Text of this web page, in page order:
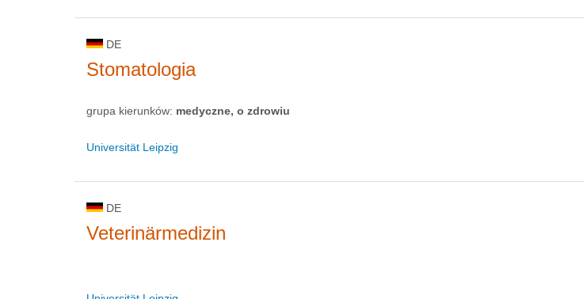
DE
Stomatologia
grupa kierunków: medyczne, o zdrowiu
Universität Leipzig
DE
Veterinärmedizin